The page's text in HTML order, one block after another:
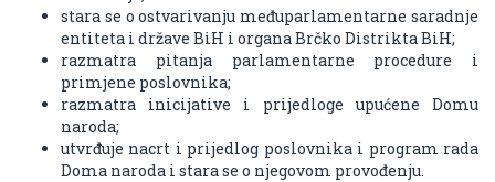
stara se o ostvarivanju međuparlamentarne saradnje
entiteta i države BiH i organa Brčko Distrikta BiH;
razmatra pitanja parlamentarne procedure i
primjene poslovnika;
razmatra inicijative i prijedloge upućene Domu
naroda;
utvrđuje nacrt i prijedlog poslovnika i program rada
Doma naroda i stara se o njegovom provođenju.